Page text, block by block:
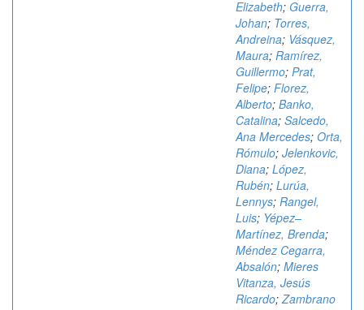
Elizabeth; Guerra,
Johan; Torres,
Andreina; Vásquez,
Maura; Ramírez,
Guillermo; Prat,
Felipe; Florez,
Alberto; Banko,
Catalina; Salcedo,
Ana Mercedes; Orta,
Rómulo; Jelenkovic,
Diana; López,
Rubén; Lurúa,
Lennys; Rangel,
Luis; Yépez–
Martínez, Brenda;
Méndez Cegarra,
Absalón; Mieres
Vitanza, Jesús
Ricardo;Zambrano